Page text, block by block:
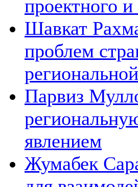
проектного
Шавкат
проблем
Парвиз
явлением
Жумабек